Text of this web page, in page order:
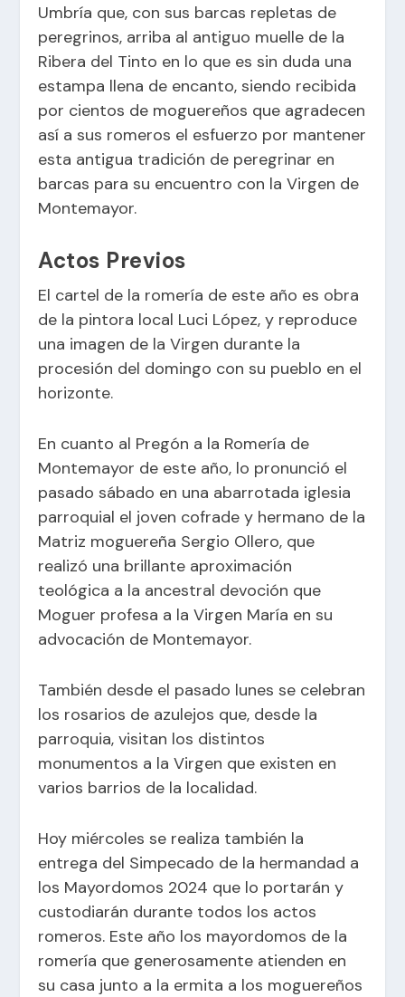
Umbría que, con sus barcas repletas de
peregrinos, arriba al antiguo muelle de la
Ribera del Tinto en lo que es sin duda una
estampa llena de encanto, siendo recibida
por cientos de moguereños que agradecen
así a sus romeros el esfuerzo por mantener
esta antigua tradición de peregrinar en
barcas para su encuentro con la Virgen de
Montemayor.
Actos Previos
El cartel de la romería de este año es obra
de la pintora local Luci López, y reproduce
una imagen de la Virgen durante la
procesión del domingo con su pueblo en el
horizonte.
En cuanto al Pregón a la Romería de
Montemayor de este año, lo pronunció el
pasado sábado en una abarrotada iglesia
parroquial el joven cofrade y hermano de la
Matriz moguereña Sergio Ollero, que
realizó una brillante aproximación
teológica a la ancestral devoción que
Moguer profesa a la Virgen María en su
advocación de Montemayor.
También desde el pasado lunes se celebran
los rosarios de azulejos que, desde la
parroquia, visitan los distintos
monumentos a la Virgen que existen en
varios barrios de la localidad.
Hoy miércoles se realiza también la
entrega del Simpecado de la hermandad a
los Mayordomos 2024 que lo portarán y
custodiarán durante todos los actos
romeros. Este año los mayordomos de la
romería que generosamente atienden en
su casa junto a la ermita a los moguereños